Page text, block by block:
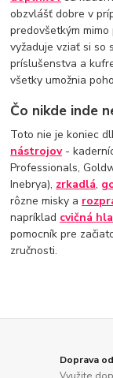
obzvlášť dobre v
predovšetkým
vyžaduje vziať si so
príslušenstva a
všetky umožnia
Čo nikde inde
Toto nie je koniec
nástrojov-
Professionals,
Inebrya), zrkadlá,
rôzne misky a
napríklad cvičná
pomocník pre
zručnosti.
Doprava
Využite